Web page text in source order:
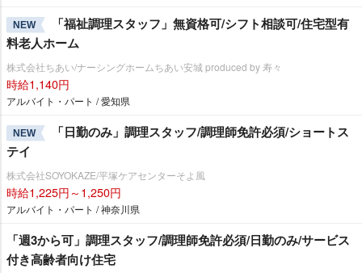
NEW
「福祉調理スタッフ」無資格可/シフト相談可/住宅型有
料老人ホーム
株式会社ちあい/ナーシングホームちあい安城 produced by 寿々
時給1,140円
アルバイト・パート / 愛知県
NEW
「日勤のみ」調理スタッフ/調理師免許必須/ショートス
テイ
株式会社SOYOKAZE/平塚ケアセンターそよ風
時給1,225円～1,250円
アルバイト・パート / 神奈川県
「週3から可」調理スタッフ/調理師免許必須/日勤のみ/サービス
付き高齢者向け住宅